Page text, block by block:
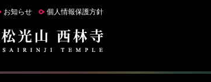
お知らせ 個人情報保護方針